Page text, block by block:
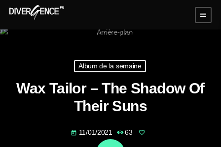
menu
Album de la semaine
Wax Tailor – The Shadow Of
Their Suns
today 11/01/2021 63